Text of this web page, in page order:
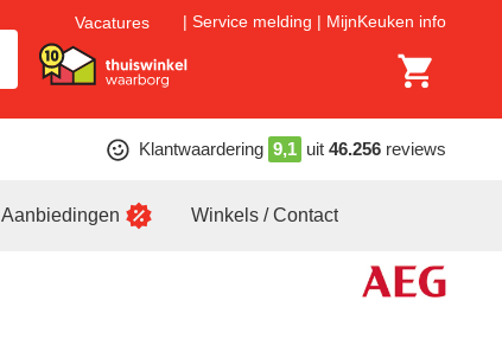
Vacatures Service melding MijnKeuken info
Klantwaardering 9,1 uit 46.256 reviews
Aanbiedingen Winkels / Contact